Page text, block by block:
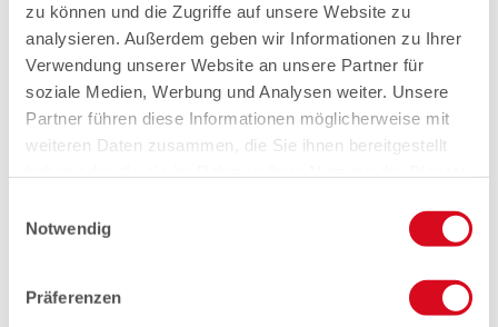
zu können und die Zugriffe auf unsere Website zu
analysieren. Außerdem geben wir Informationen zu Ihrer
Verwendung unserer Website an unsere Partner für
soziale Medien, Werbung und Analysen weiter. Unsere
Partner führen diese Informationen möglicherweise mit
weiteren Daten zusammen, die Sie ihnen bereitgestellt
Notwendig
Präferenzen